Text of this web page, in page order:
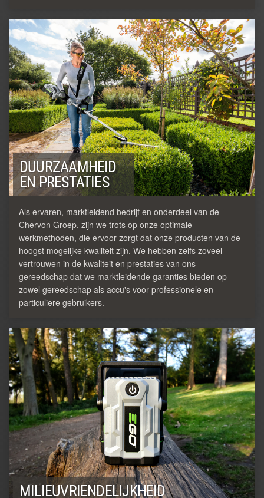
DUURZAAMHEID
EN PRESTATIES
Als ervaren, marktleidend bedrijf en onderdeel van de
Chervon Groep, zijn we trots op onze optimale
werkmethoden, die ervoor zorgt dat onze producten van de
hoogst mogelijke kwaliteit zijn. We hebben zelfs zoveel
vertrouwen in de kwaliteit en prestaties van ons
gereedschap dat we marktleidende garanties bieden op
zowel gereedschap als accu's voor professionele en
particuliere gebruikers.
MILIEUVRIENDELIJKHEID